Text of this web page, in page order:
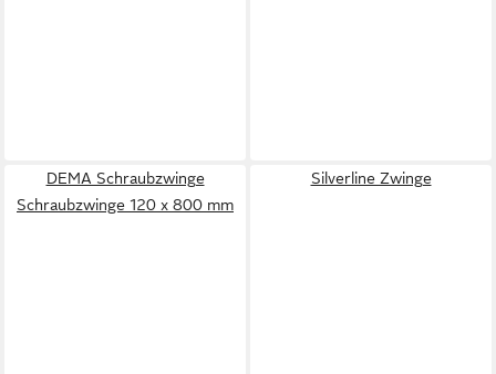
DEMA Schraubzwinge
Schraubzwinge 120 x 800 mm
Silverline Zwinge